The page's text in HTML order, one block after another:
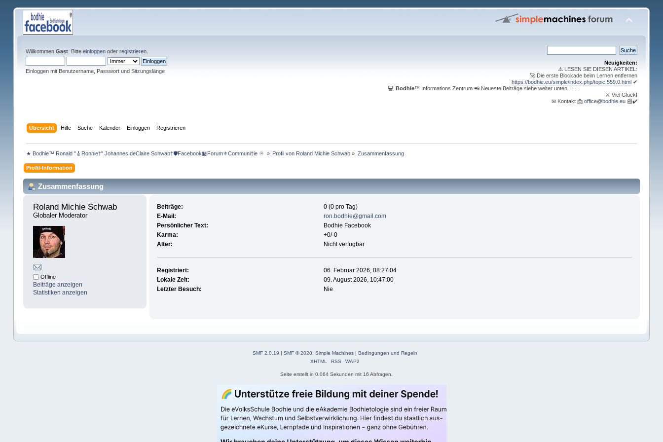
Willkommen Gast. Bitte einloggenoder registrieren.
Einloggen mit Benutzername, Passwort und Sitzungslänge
Neuigkeiten:
⚠️ LESEN SIE DIESEN ARTIKEL:
🚀 Die erste Blockade beim Lernen entfernen
https://bodhie.eu/simple/index.php/topic,559.0.html ✔
💻Bodhie™ Informations Zentrum 📲 Neueste Beiträge siehe weiter unten ... .. .
⚔ Viel Glück!
✉ Kontakt 📩office@bodhie.eu 📰✔️
Übersicht Hilfe Suche Kalender Einloggen Registrieren
★ Bodhie™ Ronald "🎸Ronnie†" Johannes deClaire Schwab†🛡️Facebook🏪Forum⚜️Communi†ie ♾️ » Profil von Roland Michie Schwab » Zusammenfassung
Profil-Information
Zusammenfassung
Roland Michie Schwab
Globaler Moderator
Offline
Beiträge anzeigen
Statistiken anzeigen
Beiträge:
0 (0 pro Tag)
E-Mail:
ron.bodhie@gmail.com
Persönlicher Text:
Bodhie Facebook
Karma:
+0/-0
Alter:
Nicht verfügbar
Registriert:
06. Februar 2026, 08:27:04
Lokale Zeit:
09. August 2026, 10:47:00
Letzter Besuch:
Nie
SMF 2.0.19 |SMF © 2020,Simple Machines |Bedingungen und Regeln
XHTML
RSS WAP2
Seite erstellt in 0.064 Sekunden mit 16 Abfragen.